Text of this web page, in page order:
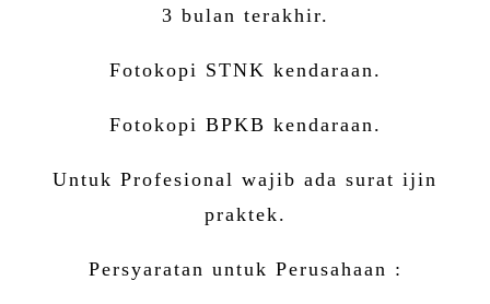
3 bulan terakhir.
Fotokopi STNK kendaraan.
Fotokopi BPKB kendaraan.
Untuk Profesional wajib ada surat ijin
praktek.
Persyaratan untuk Perusahaan :